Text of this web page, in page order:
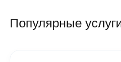
Популярные